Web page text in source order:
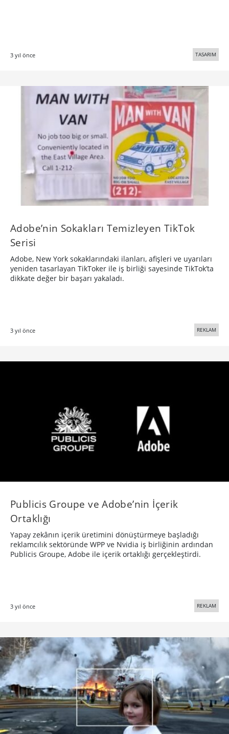
3 yıl önce TASARIM
Adobe’nin Sokakları Temizleyen TikTok
Serisi
Adobe, New York sokaklarındaki ilanları, afişleri ve uyarıları
yeniden tasarlayan TikToker ile iş birliği sayesinde TikTok’ta
dikkate değer bir başarı yakaladı.
3 yıl önce REKLAM
Publicis Groupe ve Adobe’nin İçerik
Ortaklığı
Yapay zekânın içerik üretimini dönüştürmeye başladığı
reklamcılık sektöründe WPP ve Nvidia iş birliğinin ardından
Publicis Groupe, Adobe ile içerik ortaklığı gerçekleştirdi.
3 yıl önce REKLAM